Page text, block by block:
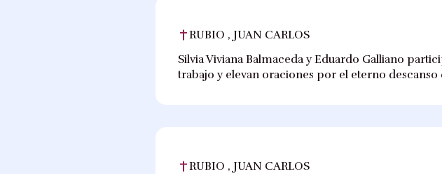
RUBIO , JUAN CARLOS
Silvia Viviana Balmaceda y Eduardo Galliano
trabajo y elevan oraciones por el eterno descanso
RUBIO , JUAN CARLOS